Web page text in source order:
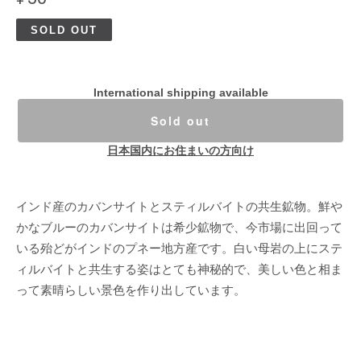
SOLD OUT
International shipping available
Sold out
日本国内にお住まいの方向け
インド産のカバンサイトとスティルバイトの共生鉱物。鮮や
かなブルーのカバンサイトは希少鉱物で、今市場に出回って
いる殆どがインドのプネー地方産です。白い母岩の上にステ
ィルバイトと共生する姿はとても神秘的で、美しい色と相ま
って素晴らしい景色を作り出しています。